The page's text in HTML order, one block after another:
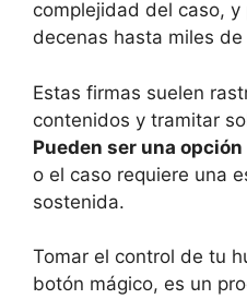
complejidad del caso,
decenas hasta miles de
Estas firmas suelen
contenidos y tramitar
Pueden ser una opción
o el caso requiere una
sostenida.
Tomar el control de tu
botón mágico, es un